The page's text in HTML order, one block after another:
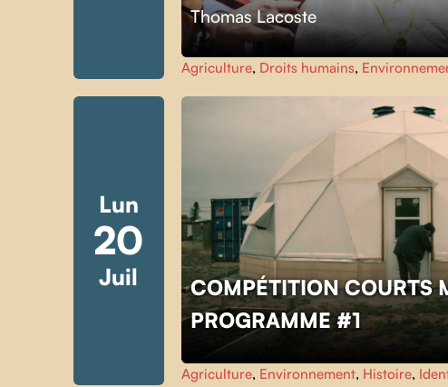
Thomas Lacoste
Agriculture, Droits humains,
Lun
20
Juil
COMPÉTITION COURTS
PROGRAMME #1
Agriculture, Environnement, Histoire,